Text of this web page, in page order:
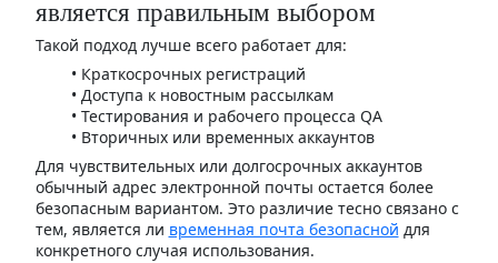
является правильным выбором
Такой подход лучше всего работает для:
Краткосрочных регистраций
Доступа к новостным рассылкам
Тестирования и рабочего процесса QA
Вторичных или временных аккаунтов
Для чувствительных или долгосрочных аккаунтов
обычный адрес электронной почты остается более
безопасным вариантом. Это различие тесно связано с
тем, является ли временная почта безопасной для
конкретного случая использования.